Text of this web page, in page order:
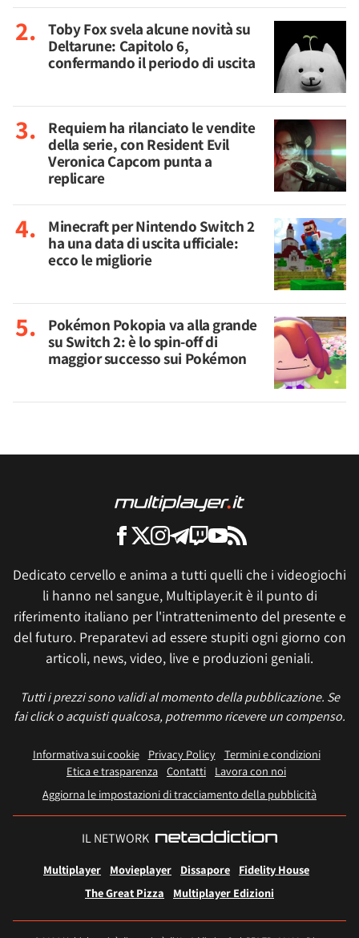
Toby Fox svela alcune novità su
Deltarune: Capitolo 6,
confermando il periodo di uscita
Requiem ha rilanciato le vendite
della serie, con Resident Evil
Veronica Capcom punta a
replicare
Minecraft per Nintendo Switch 2
ha una data di uscita ufficiale:
ecco le migliorie
Pokémon Pokopia va alla grande
su Switch 2: è lo spin-off di
maggior successo sui Pokémon
Dedicato cervello e anima a tutti quelli che i videogiochi
li hanno nel sangue, Multiplayer.it è il punto di
riferimento italiano per l'intrattenimento del presente e
del futuro. Preparatevi ad essere stupiti ogni giorno con
articoli, news, video, live e produzioni geniali.
Tutti i prezzi sono validi al momento della pubblicazione. Se
fai click o acquisti qualcosa, potremmo ricevere un compenso.
Informativa sui cookie Privacy Policy
Termini e condizioni
Etica e trasparenza Contatti
Lavora con noi
Aggiorna le impostazioni di tracciamento della pubblicità
IL NETWORK
Multiplayer Movieplayer Dissapore
Fidelity House
The Great Pizza
Multiplayer Edizioni